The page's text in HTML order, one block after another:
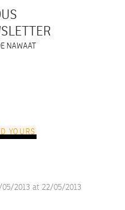
NAWAAT
YOURS
05/2013 at 22/05/2013